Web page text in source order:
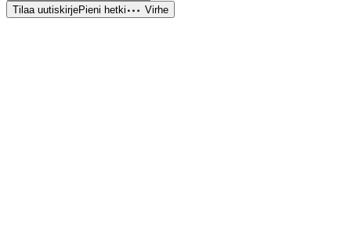
Tilaa uutiskirjePieni hetki Virhe